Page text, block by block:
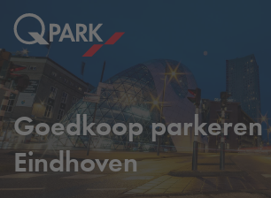
Goedkoop parkeren
Eindhoven